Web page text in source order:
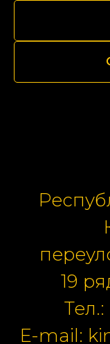
19
Тел.:
E-mail: